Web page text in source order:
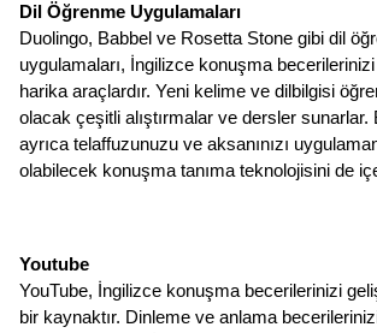
Dil Öğrenme Uygulamaları
Duolingo, Babbel ve Rosetta Stone gibi dil
uygulamaları, İngilizce konuşma
harika araçlardır. Yeni kelime ve dilbilgisi
olacak çeşitli alıştırmalar ve dersler sunarlar.
ayrıca telaffuzunuzu ve aksanınızı
olabilecek konuşma tanıma teknolojisini de
Youtube
YouTube, İngilizce konuşma becerilerinizi
bir kaynaktır. Dinleme ve anlama